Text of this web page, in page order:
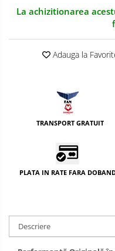
La achizitionarea
Adauga la
TRANSPORT GRATUIT
PLATA IN RATE FARA
Descriere